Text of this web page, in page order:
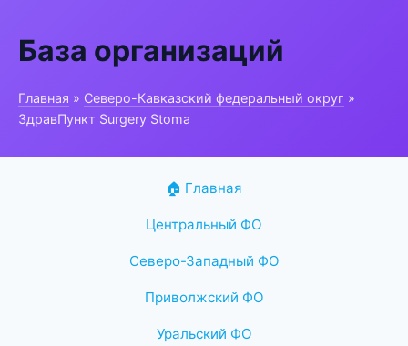
База организаций
Главная » Северо-Кавказский федеральный округ »
ЗдравПункт Surgery Stoma
🏠 Главная
Центральный ФО
Северо-Западный ФО
Приволжский ФО
Уральский ФО